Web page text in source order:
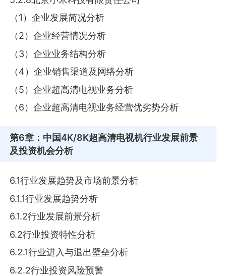
（1）企业发展简况分析
（2）企业经营情况分析
（3）企业业务结构分析
（4）企业销售渠道及网络分析
（5）企业超高清电视业务分析
（6）企业超高清电视业务经营优劣势分析
第6章 ：中国4K/8K超高清电视机行业发展前景
及投资机会分析
6.1行业发展趋势及市场前景分析
6.1.1行业发展趋势分析
6.1.2行业发展前景分析
6.2行业投资特性分析
6.2.1行业进入与退出壁垒分析
6.2.2行业投资风险预警